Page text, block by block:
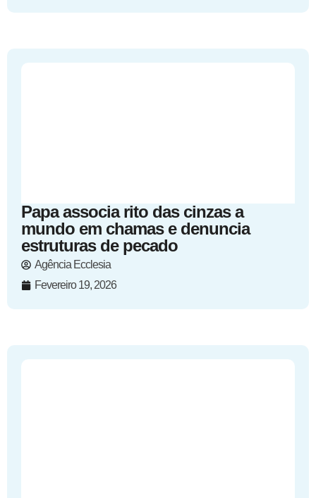
Papa associa rito das cinzas a
mundo em chamas e denuncia
estruturas de pecado
Agência Ecclesia
Fevereiro 19, 2026